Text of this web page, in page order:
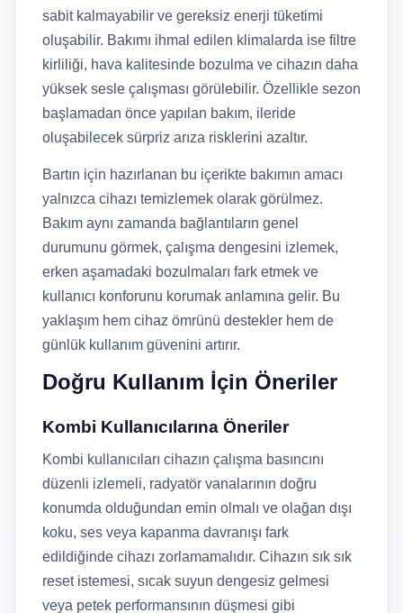
sabit kalmayabilir ve gereksiz enerji tüketimi
oluşabilir. Bakımı ihmal edilen klimalarda ise filtre
kirliliği, hava kalitesinde bozulma ve cihazın daha
yüksek sesle çalışması görülebilir. Özellikle sezon
başlamadan önce yapılan bakım, ileride
oluşabilecek sürpriz arıza risklerini azaltır.
Bartın için hazırlanan bu içerikte bakımın amacı
yalnızca cihazı temizlemek olarak görülmez.
Bakım aynı zamanda bağlantıların genel
durumunu görmek, çalışma dengesini izlemek,
erken aşamadaki bozulmaları fark etmek ve
kullanıcı konforunu korumak anlamına gelir. Bu
yaklaşım hem cihaz ömrünü destekler hem de
günlük kullanım güvenini artırır.
Doğru Kullanım İçin Öneriler
Kombi Kullanıcılarına Öneriler
Kombi kullanıcıları cihazın çalışma basıncını
düzenli izlemeli, radyatör vanalarının doğru
konumda olduğundan emin olmalı ve olağan dışı
koku, ses veya kapanma davranışı fark
edildiğinde cihazı zorlamamalıdır. Cihazın sık sık
reset istemesi, sıcak suyun dengesiz gelmesi
veya petek performansının düşmesi gibi